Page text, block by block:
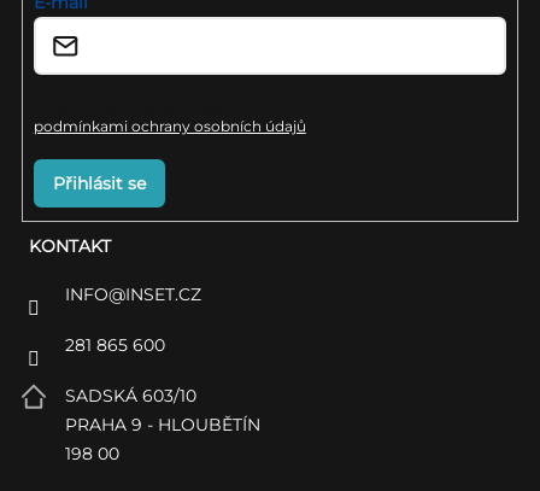
KONTAKT
INFO@INSET.CZ
281 865 600
SADSKÁ 603/10
PRAHA 9 - HLOUBĚTÍN
198 00
podmínkami ochrany osobních údajů
Přihlásit se